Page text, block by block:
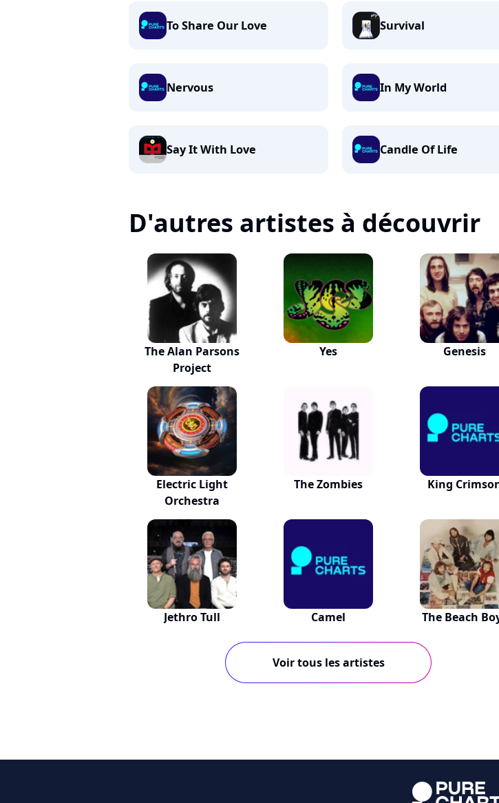
To Share Our Love Survival
Nervous In My World
Say It With Love Candle Of Life
D'autres artistes à découvrir
The Alan Parsons
Project
Yes Genesis
Electric Light
Orchestra
The Zombies King
Jethro Tull Camel The Beach
Voir tous les artistes